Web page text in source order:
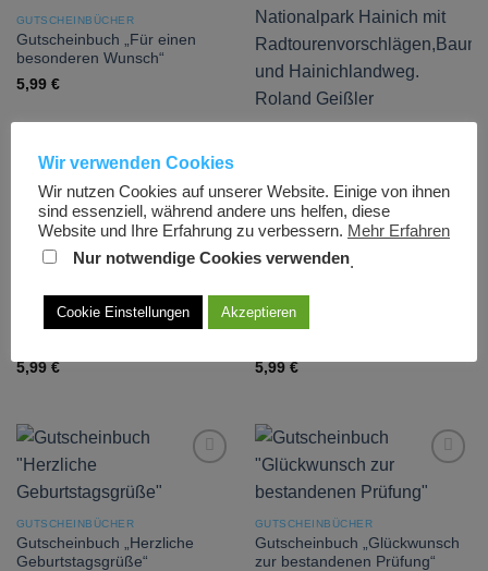
GUTSCHEINBÜCHER
Gutscheinbuch „Für einen
besonderen Wunsch“
5,99 €
GUTSCHEINBÜCHER
Gutscheinbuch „Für Dich zu
5,99 €
GUTSCHEINBÜCHER
Gutscheinbuch „Fröhliche
5,99 €
GUTSCHEINBÜCHER
Gutscheinbuch „Herzliche
Geburtstagsgrüße“
wishlist
GUTSCHEINBÜCHER
Gutscheinbuch „Glückwunsch
zur bestandenen Prüfung“
Wir verwenden Cookies
Wir nutzen Cookies auf unserer Website. Einige von ihnen
sind essenziell, während andere uns helfen, diese
Website und Ihre Erfahrung zu verbessern. Mehr Erfahren
Nur notwendige Cookies verwenden.
Cookie Einstellungen Akzeptieren